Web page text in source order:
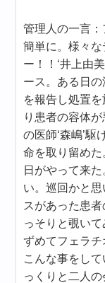
管理人の一言
簡単に。様々
ー！！‘井上由
ース。ある日
を報告し処置を
り患者の容体
の医師‘森嶋’
命を取り留めた
日がやって来た
い。巡回かと
スがあった患者
っそりと覗いて
ずめてフェラチ
こんな事をし
っくりと二人